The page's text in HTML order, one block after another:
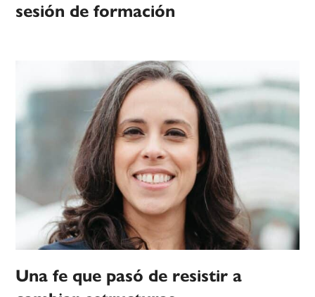
sesión de formación
Una fe que pasó de resistir a